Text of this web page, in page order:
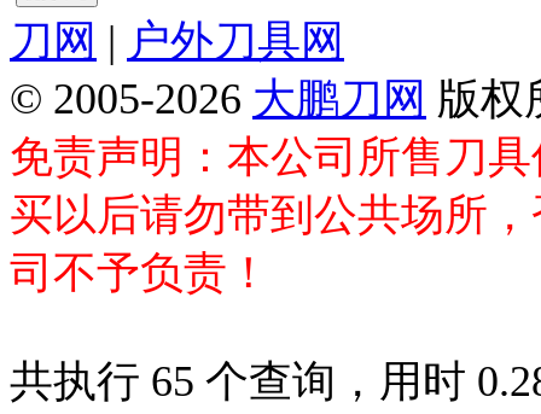
刀网 | 户外刀具网
© 2005-2026 大鹏刀网 版权
免责声明：本公司所售刀
买以后请勿带到公共场所
司不予负责！
共执行 65 个查询，用时